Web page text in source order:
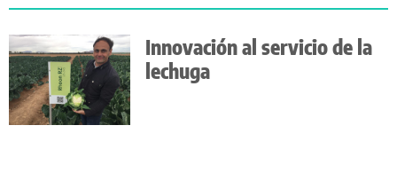
Innovación al servicio de la
lechuga